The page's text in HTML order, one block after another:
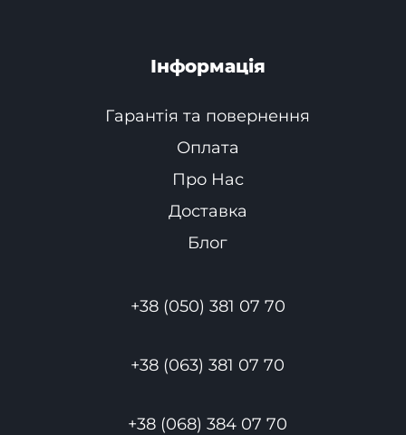
Інформація
Гарантія та повернення
Оплата
Про Нас
Доставка
Блог
+38 (050) 381 07 70
+38 (063) 381 07 70
+38 (068) 384 07 70